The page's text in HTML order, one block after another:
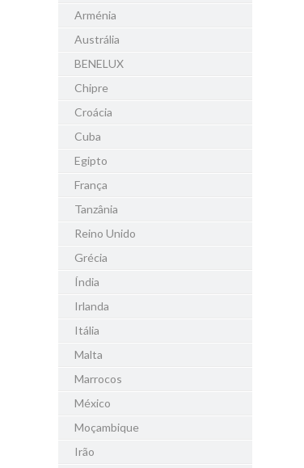
Arménia
Austrália
BENELUX
Chipre
Croácia
Cuba
Egipto
França
Tanzânia
Reino Unido
Grécia
Índia
Irlanda
Itália
Malta
Marrocos
México
Moçambique
Irão